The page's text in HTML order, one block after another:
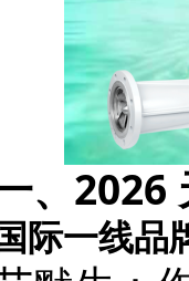
、2026
际一线品